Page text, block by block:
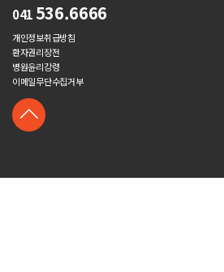
041536.6666
개인정보취급방침
환자권리장전
병원윤리강령
이메일무단수집거부